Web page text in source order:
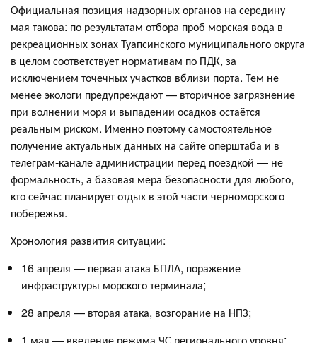
Официальная позиция надзорных органов на середину
мая такова: по результатам отбора проб морская вода в
рекреационных зонах Туапсинского муниципального округа
в целом соответствует нормативам по ПДК, за
исключением точечных участков вблизи порта. Тем не
менее экологи предупреждают — вторичное загрязнение
при волнении моря и выпадении осадков остаётся
реальным риском. Именно поэтому самостоятельное
получение актуальных данных на сайте оперштаба и в
телеграм-канале администрации перед поездкой — не
формальность, а базовая мера безопасности для любого,
кто сейчас планирует отдых в этой части черноморского
побережья.
Хронология развития ситуации:
16 апреля — первая атака БПЛА, поражение
инфраструктуры морского терминала;
28 апреля — вторая атака, возгорание на НПЗ;
1 мая — введение режима ЧС регионального уровня;